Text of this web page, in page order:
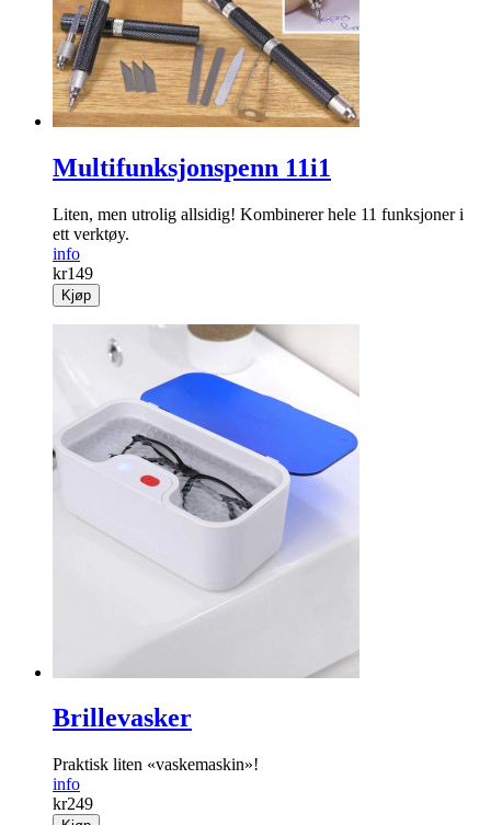
Multifunksjonspenn 11i1
Liten, men utrolig allsidig! Kombinerer hele 11 funksjoner i
ett verktøy.
info
kr149
Kjøp
Brillevasker
Praktisk liten «vaskemaskin»!
info
kr249